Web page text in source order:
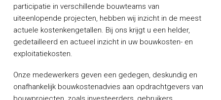
participatie in verschillende bouwteams van
uiteenlopende projecten, hebben wij inzicht in de meest
actuele kostenkengetallen. Bij ons krijgt u een helder,
gedetailleerd en actueel inzicht in uw bouwkosten- en
exploitatiekosten.
Onze medewerkers geven een gedegen, deskundig en
onafhankelijk bouwkostenadvies aan opdrachtgevers van